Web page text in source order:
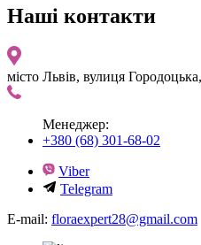
Наші контакти
місто Львів, вулиця
Менеджер:
+380 (68) 301-68-02
Viber
Telegram
E-mail: floraexpert28@gmail.com